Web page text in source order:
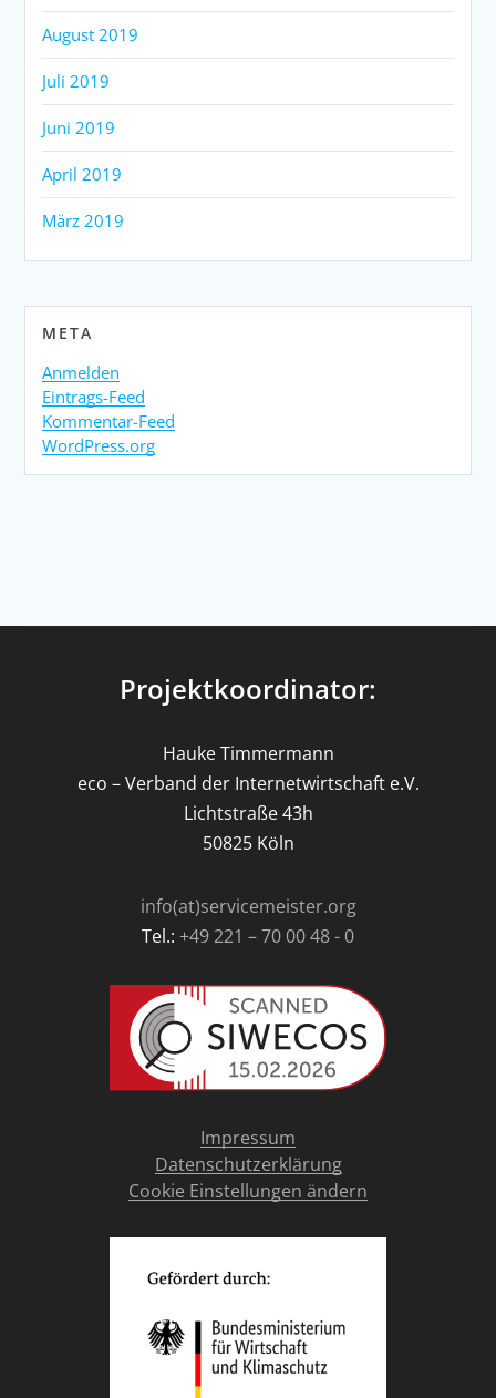
August 2019
Juli 2019
Juni 2019
April 2019
März 2019
META
Anmelden
Eintrags-Feed
Kommentar-Feed
WordPress.org
Projektkoordinator:
Hauke Timmermann
eco – Verband der Internetwirtschaft e.V.
Lichtstraße 43h
50825 Köln
info(at)servicemeister.org
Tel.: +49 221 – 70 00 48 - 0
Impressum
Datenschutzerklärung
Cookie Einstellungen ändern